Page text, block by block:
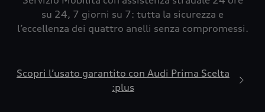
su 24, 7 giorni su 7: tutta la sicurezza e
l’eccellenza dei quattro anelli senza compromessi.
Scopri l’usato garantito con Audi Prima Scelta
:plus